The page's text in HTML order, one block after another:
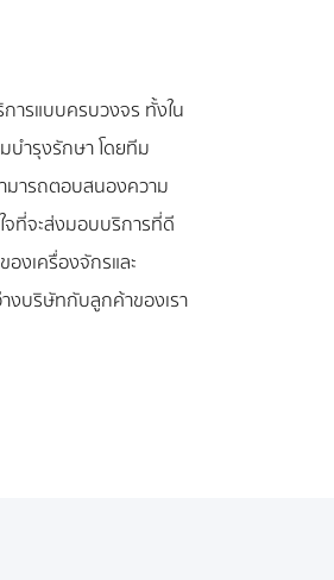
ารแบบครบวงจร ทั้งใน
บำรุงรักษา โดยทีม
มารถตอบสนองความ
จที่จะส่งมอบบริการที่ดี
งเครื่องจักรและ
งบริษัทกับลูกค้าของเรา